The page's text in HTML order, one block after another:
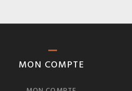
MON COMPTE